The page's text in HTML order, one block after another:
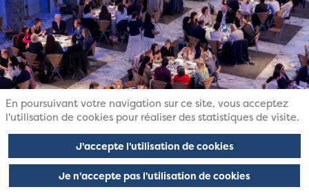
En poursuivant votre navigation sur ce site, vous acceptez
l'utilisation de cookies pour réaliser des statistiques de visite.
J'accepte l'utilisation de cookies
Je n'accepte pas l'utilisation de cookies